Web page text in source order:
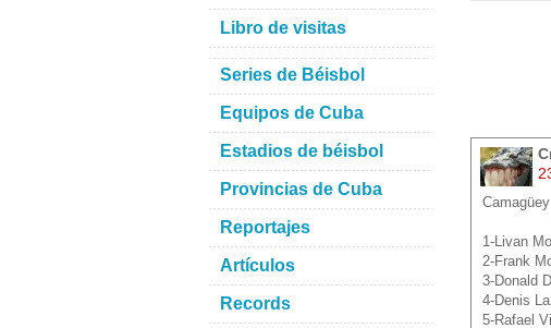
Camagüey
1-Livan
2-Frank
3-Donald
4-Denis
5-Rafael
Libro de visitas
Series de Béisbol
Equipos de Cuba
Estadios de béisbol
Provincias de Cuba
Reportajes
Artículos
Records